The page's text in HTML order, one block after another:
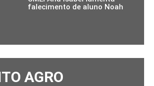
falecimento de aluno Noah
AGRO